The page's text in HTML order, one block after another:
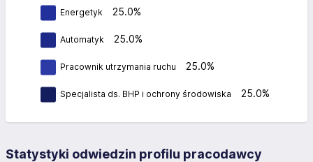
Energetyk 25.0%
Automatyk 25.0%
Pracownik utrzymania ruchu 25.0%
Specjalista ds. BHP i ochrony środowiska 25.0%
Statystyki odwiedzin profilu pracodawcy